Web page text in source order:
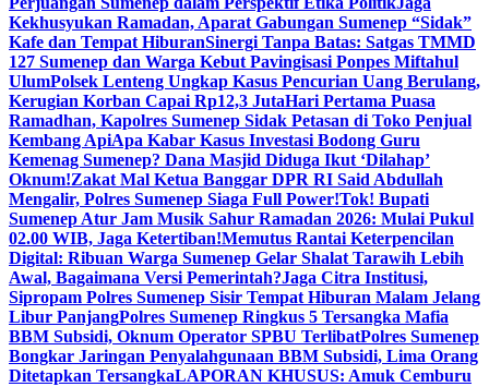
Kekhusyukan Ramadan, Aparat Gabungan Sumenep “Sidak”
Kafe dan Tempat HiburanSinergi Tanpa Batas: Satgas TMMD
127 Sumenep dan Warga Kebut Pavingisasi Ponpes Miftahul
UlumPolsek Lenteng Ungkap Kasus Pencurian Uang Berulang,
Kerugian Korban Capai Rp12,3 JutaHari Pertama Puasa
Ramadhan, Kapolres Sumenep Sidak Petasan di Toko Penjual
Kembang ApiApa Kabar Kasus Investasi Bodong Guru
Kemenag Sumenep? Dana Masjid Diduga Ikut ‘Dilahap’
Oknum!Zakat Mal Ketua Banggar DPR RI Said Abdullah
Mengalir, Polres Sumenep Siaga Full Power!Tok! Bupati
Sumenep Atur Jam Musik Sahur Ramadan 2026: Mulai Pukul
02.00 WIB, Jaga Ketertiban!Memutus Rantai Keterpencilan
Digital: Ribuan Warga Sumenep Gelar Shalat Tarawih Lebih
Awal, Bagaimana Versi Pemerintah?Jaga Citra Institusi,
Sipropam Polres Sumenep Sisir Tempat Hiburan Malam Jelang
Libur PanjangPolres Sumenep Ringkus 5 Tersangka Mafia
BBM Subsidi, Oknum Operator SPBU TerlibatPolres Sumenep
Bongkar Jaringan Penyalahgunaan BBM Subsidi, Lima Orang
Ditetapkan TersangkaLAPORAN KHUSUS: Amuk Cemburu